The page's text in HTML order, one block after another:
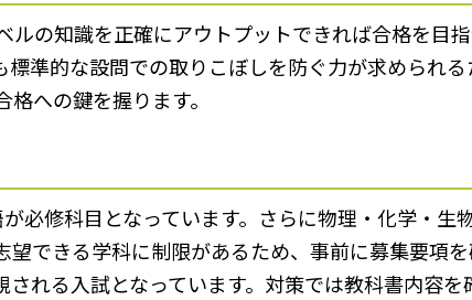
の知識を正確にアウトプットできれば合格を目
準的な設問での取りこぼしを防ぐ力が求められ
への鍵を握ります。
必修科目となっています。さらに物理・化学・生
できる学科に制限があるため、事前に募集要項を
れる入試となっています。対策では教科書内容を